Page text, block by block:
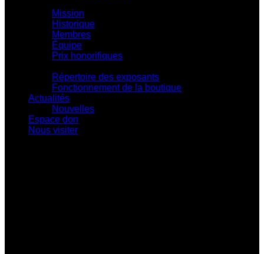
Mission
Historique
Membres
Équipe
Prix honorifiques
Répertoire des exposants
Fonctionnement de la boutique
Actualités
Nouvelles
Espace don
Nous visiter